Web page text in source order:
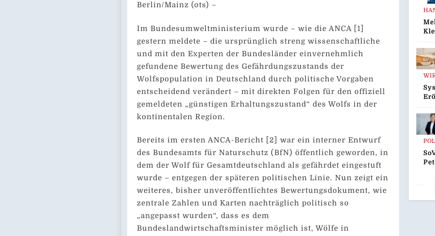
Berlin/Mainz (ots) –
Im Bundesumweltministerium wurde – wie die ANCA [1]
gestern meldete – die ursprünglich streng wissenschaftliche
und mit den Experten der Bundesländer einvernehmlich
gefundene Bewertung des Gefährdungszustands der
Wolfspopulation in Deutschland durch politische Vorgaben
entscheidend verändert – mit direkten Folgen für den offiziell
gemeldeten „günstigen Erhaltungszustand“ des Wolfs in der
kontinentalen Region.
Bereits im ersten ANCA-Bericht [2] war ein interner Entwurf
des Bundesamts für Naturschutz (BfN) öffentlich geworden, in
dem der Wolf für Gesamtdeutschland als gefährdet eingestuft
wurde – entgegen der späteren politischen Linie. Nun zeigt ein
weiteres, bisher unveröffentlichtes Bewertungsdokument, wie
zentrale Zahlen und Karten nachträglich politisch so
„angepasst wurden“, dass es dem
Bundeslandwirtschaftsminister möglich ist, Wölfe in